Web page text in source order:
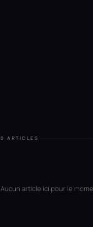
0 ARTICLES
Aucun article ici pour le